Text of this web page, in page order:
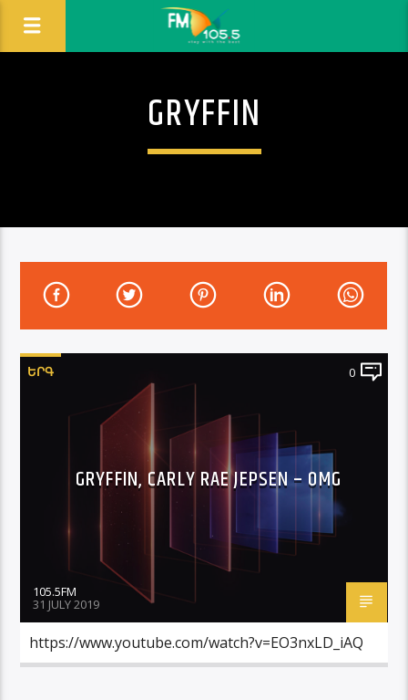
GRYFFIN
ԵՐԳ 0
GRYFFIN, CARLY RAE JEPSEN – OMG
105.5FM
31 JULY 2019
https://www.youtube.com/watch?v=EO3nxLD_iAQ